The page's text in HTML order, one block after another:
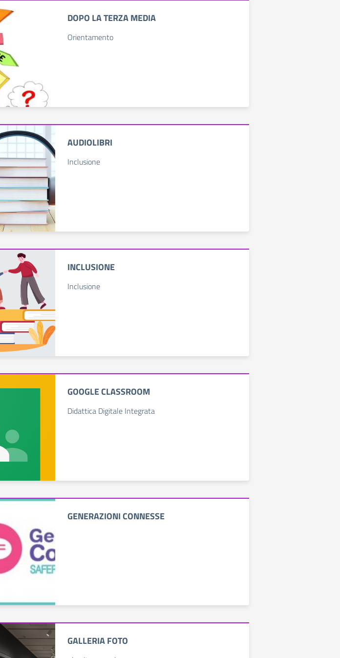
DOPO LA TERZA MEDIA
Orientamento
AUDIOLIBRI
Inclusione
INCLUSIONE
Inclusione
GOOGLE CLASSROOM
Didattica Digitale Integrata
GENERAZIONI CONNESSE
GALLERIA FOTO